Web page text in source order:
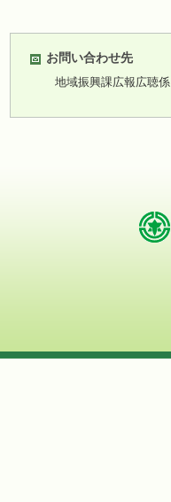
お問い合わせ先
地域振興課広報広聴係